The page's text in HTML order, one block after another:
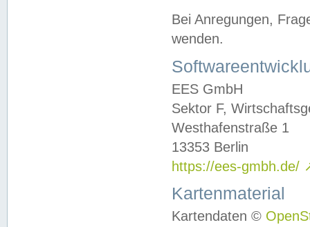
Bei Anregungen,
wenden.
EES GmbH
Sektor F,
Westhafenstraße 1
13353 Berlin
https://ees-gmbh.de/
Kartenmaterial
Kartendaten ©